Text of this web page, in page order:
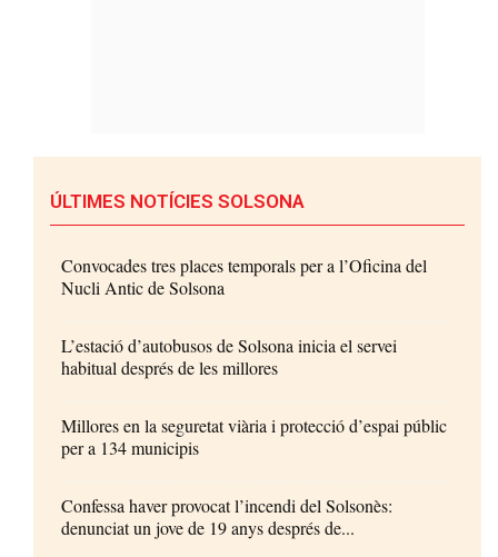
ÚLTIMES NOTÍCIES SOLSONA
Convocades tres places temporals per a l’Oficina del
Nucli Antic de Solsona
L’estació d’autobusos de Solsona inicia el servei
habitual després de les millores
Millores en la seguretat viària i protecció d’espai públic
per a 134 municipis
Confessa haver provocat l’incendi del Solsonès:
denunciat un jove de 19 anys després de...